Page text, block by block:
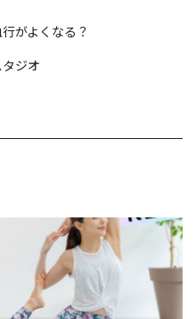
がよくなる？
ジオ